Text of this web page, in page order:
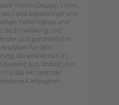
Teams (Display, Video,
etc.) und Expertinnen und
Performance und
die Entwicklung und
und ganzheitlicher
für dein
Du kennst dich in
bestens aus, findest aber
Kanäle ein zentraler
Kampagnen.